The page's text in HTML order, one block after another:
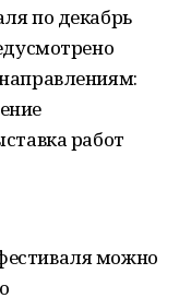
по декабрь
работ
можно